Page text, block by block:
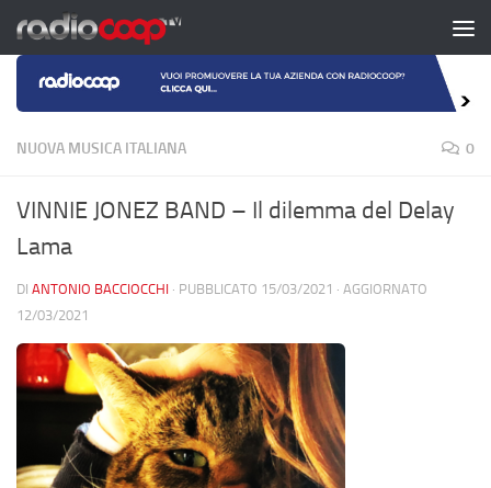
Salta al contenuto
NUOVA MUSICA ITALIANA 0
VINNIE JONEZ BAND – Il dilemma del Delay
Lama
DI ANTONIO BACCIOCCHI · PUBBLICATO 15/03/2021 · AGGIORNATO
12/03/2021